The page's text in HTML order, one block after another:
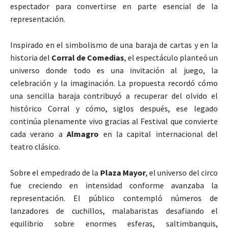
espectador para convertirse en parte esencial de la
representación.
Inspirado en el simbolismo de una baraja de cartas y en la
historia del Corral de Comedias, el espectáculo planteó un
universo donde todo es una invitación al juego, la
celebración y la imaginación. La propuesta recordó cómo
una sencilla baraja contribuyó a recuperar del olvido el
histórico Corral y cómo, siglos después, ese legado
continúa plenamente vivo gracias al Festival que convierte
cada verano aAlmagro en la capital internacional del
teatro clásico.
Sobre el empedrado de la Plaza Mayor, el universo del circo
fue creciendo en intensidad conforme avanzaba la
representación. El público contempló números de
lanzadores de cuchillos, malabaristas desafiando el
equilibrio sobre enormes esferas, saltimbanquis,